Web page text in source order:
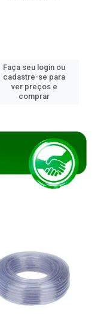
Faça seu login ou
cadastre-se para
ver preços e
comprar